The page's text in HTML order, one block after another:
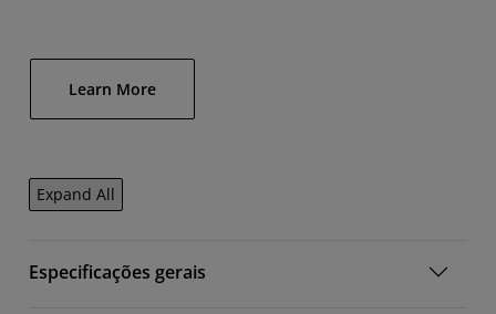
Learn More
Expand All
Especificações gerais